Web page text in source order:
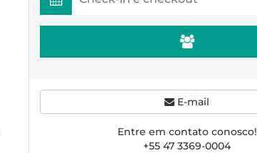
E-mail
Entre em contato conosco!
+55 47 3369-0004